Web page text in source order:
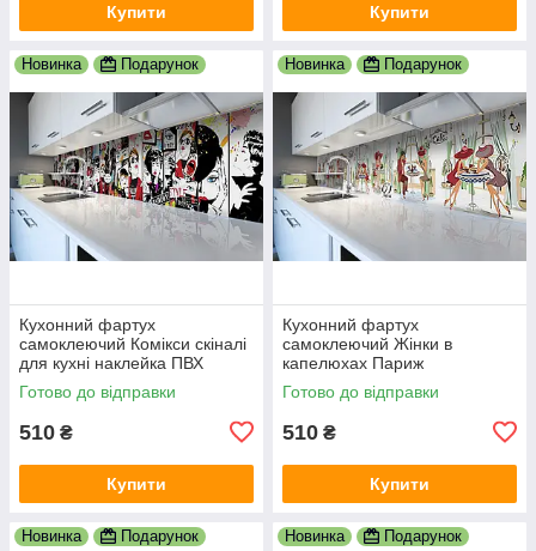
Купити Купити
Новинка Подарунок
Кухонний фартух
самоклеючий Комікси скіналі
для кухні наклейка ПВХ
малюнок люди білий
600х2000 мм
Готово до відправки
510 ₴
Купити
Новинка Подарунок
Кухонний фартух
самоклеючий Жінки в
капелюхах Париж
мальований скіналі для кухні
наклейка ПВХ беж 600х2000
Готово до відправки
510 ₴
Купити
Новинка Подарунок Новинка Подарунок